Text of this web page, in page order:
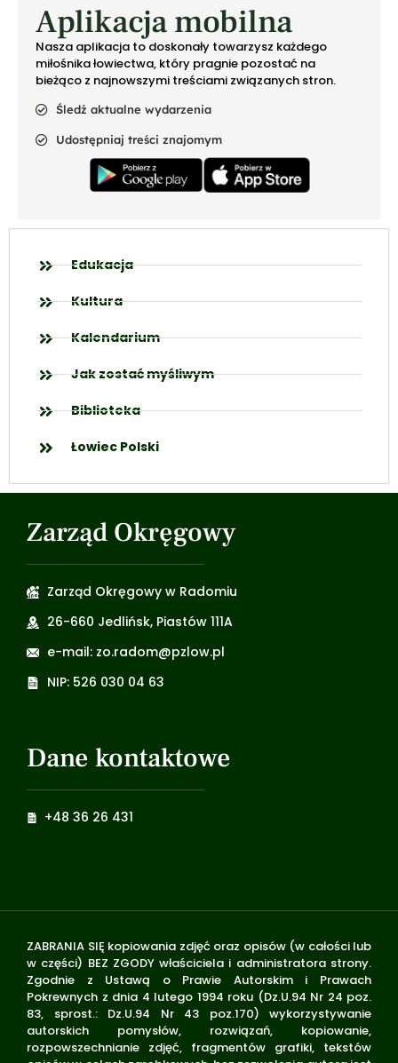
Aplikacja mobilna
Nasza aplikacja to doskonały towarzysz każdego
miłośnika łowiectwa, który pragnie pozostać na
bieżąco z najnowszymi treściami związanych stron.
Śledź aktualne wydarzenia
Udostępniaj treści znajomym
Edukacja
Kultura
Kalendarium
Jak zostać myśliwym
Biblioteka
Łowiec Polski
Zarząd Okręgowy
Zarząd Okręgowy w Radomiu
26-660 Jedlińsk, Piastów 111A
e-mail: zo.radom@pzlow.pl
NIP: 526 030 04 63
Dane kontaktowe
+48 36 26 431
ZABRANIA SIĘ kopiowania zdjęć oraz opisów (w całości lub
w części) BEZ ZGODY właściciela i administratora strony.
Zgodnie z Ustawą o Prawie Autorskim i Prawach
Pokrewnych z dnia 4 lutego 1994 roku (Dz.U.94 Nr 24 poz.
83, sprost.: Dz.U.94 Nr 43 poz.170) wykorzystywanie
autorskich pomysłów, rozwiązań, kopiowanie,
rozpowszechnianie zdjęć, fragmentów grafiki, tekstów